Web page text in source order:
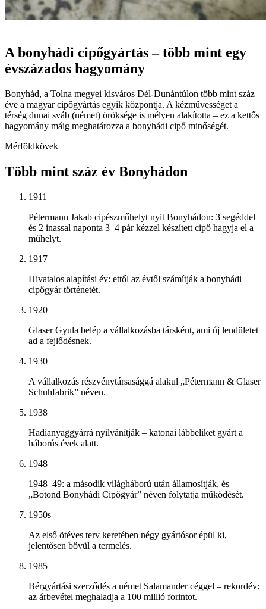
A bonyhádi cipőgyártás – több mint egy
évszázados hagyomány
Bonyhád, a Tolna megyei kisváros Dél-Dunántúlon több mint száz
éve a magyar cipőgyártás egyik központja. A kézművességet a
térség dunai sváb (német) öröksége is mélyen alakította – ez a kettős
hagyomány máig meghatározza a bonyhádi cipő minőségét.
Mérföldkövek
Több mint száz év Bonyhádon
1911
Pétermann Jakab cipészműhelyt nyit Bonyhádon: 3 segéddel
és 2 inassal naponta 3–4 pár kézzel készített cipő hagyja el a
műhelyt.
1917
Hivatalos alapítási év: ettől az évtől számítják a bonyhádi
cipőgyár történetét.
1920
Glaser Gyula belép a vállalkozásba társként, ami új lendületet
ad a fejlődésnek.
1930
A vállalkozás részvénytársasággá alakul „Pétermann & Glaser
Schuhfabrik” néven.
1938
Hadianyaggyárrá nyilvánítják – katonai lábbeliket gyárt a
háborús évek alatt.
1948
1948–49: a második világháború után államosítják, és
„Botond Bonyhádi Cipőgyár” néven folytatja működését.
1950s
Az első ötéves terv keretében négy gyártósor épül ki,
jelentősen bővül a termelés.
1985
Bérgyártási szerződés a német Salamander céggel – rekordév:
az árbevétel meghaladja a 100 millió forintot.